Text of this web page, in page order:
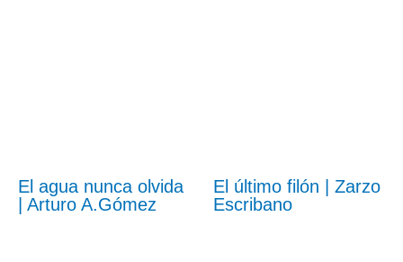
El agua nunca olvida
| Arturo A.Gómez
El último filón | Zarzo
Escribano